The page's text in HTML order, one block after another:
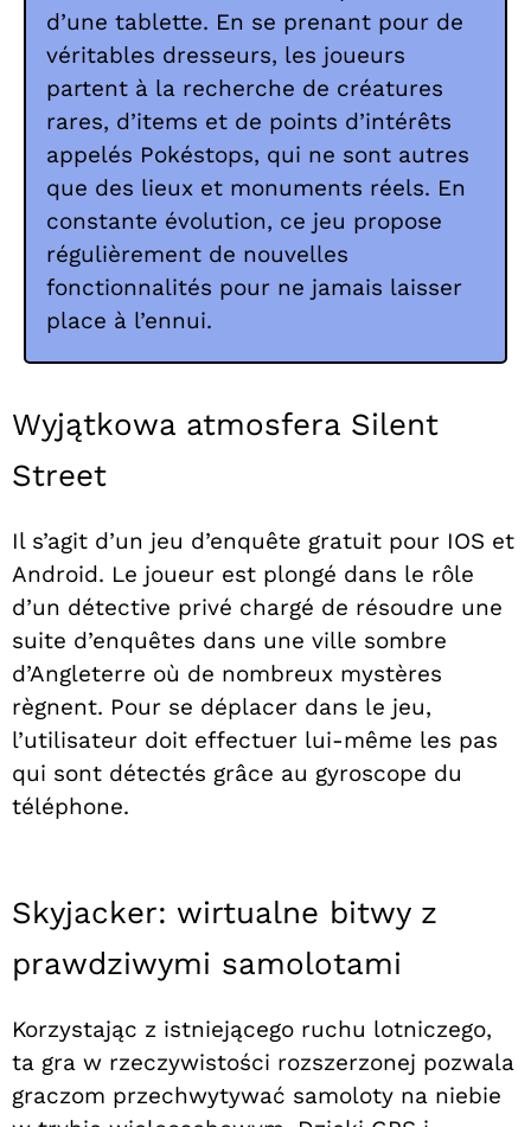
d’une tablette. En se prenant pour de
véritables dresseurs, les joueurs
partent à la recherche de créatures
rares, d’items et de points d’intérêts
appelés Pokéstops, qui ne sont autres
que des lieux et monuments réels. En
constante évolution, ce jeu propose
régulièrement de nouvelles
fonctionnalités pour ne jamais laisser
place à l’ennui.
Wyjątkowa atmosfera Silent
Street
Il s’agit d’un jeu d’enquête gratuit pour IOS et
Android. Le joueur est plongé dans le rôle
d’un détective privé chargé de résoudre une
suite d’enquêtes dans une ville sombre
d’Angleterre où de nombreux mystères
règnent. Pour se déplacer dans le jeu,
l’utilisateur doit effectuer lui-même les pas
qui sont détectés grâce au gyroscope du
téléphone.
Skyjacker: wirtualne bitwy z
prawdziwymi samolotami
Korzystając z istniejącego ruchu lotniczego,
ta gra w rzeczywistości rozszerzonej pozwala
graczom przechwytywać samoloty na niebie